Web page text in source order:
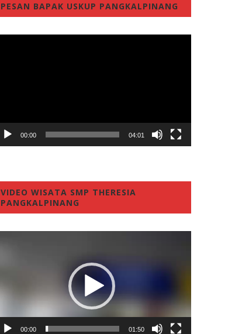
PESAN BAPAK USKUP PANGKALPINANG
00:00 04:01
VIDEO WISATA SMP THERESIA
PANGKALPINANG
00:00 01:50